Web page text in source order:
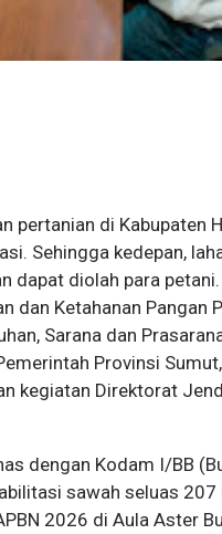
pertanian di Kabupaten
Sehingga kedepan,
dapat diolah para petani.
dan Ketahanan Pangan
Sarana dan
Provinsi
kegiatan Direktorat
dengan Kodam I/BB
sawah seluas 207
2026 di Aula Aster